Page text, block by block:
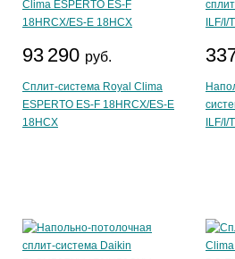
93 290 руб.
Сплит-система Royal Clima
ESPERTO ES-F 18HRCX/ES-E
18HCX
ILF/I/